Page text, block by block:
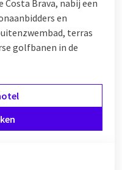
Costa Brava, nabij een
en
terras
golfbanen in de